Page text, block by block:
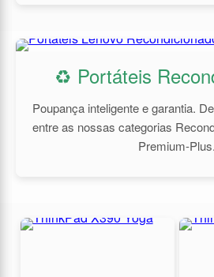
♻️ Portáteis
Poupança inteligente e garantia.
entre as nossas categorias
Premium-Plus.